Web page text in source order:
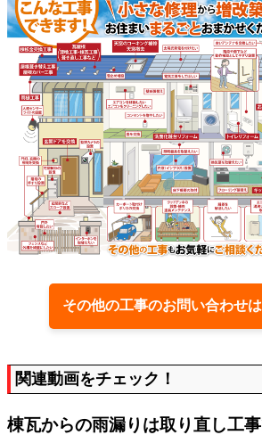
その他の工事のお問い合わ
関連動画をチェック！
棟瓦からの雨漏りは取り直し工